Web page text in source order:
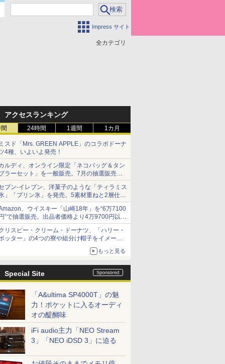
Impress サイト
全カテゴリ
アクセスランキング
24時間 1週間 1カ月
スド「Mrs. GREEN APPLE」のコラボドーナ
4種、いよいよ発売！
ルディ、オンライン限定「ネコバッグ＆タン
ラーセット」を一般販売。7月の抽選販売の
選無効分
ブン-イレブン、洋菓子のような「ティラミス
」「プリン氷」を発売。5素材重ねと2層仕立
の濃厚な味わい
、ウイスキー「山崎18年」を“6万7100
”で抽選販売。出品者価格より4万9700円以上
得
リスピー・クリーム・ドーナツ、「ハリー・
ッター」の4つの寮や組分け帽子をイメージ
もっと見る
Special Site
「A&ultima SP4000T」の魅
力！ポケットに入るオーディ
オの醍醐味
iFi audio主力「NEO Stream
3」「NEO iDSD 3」に迫る